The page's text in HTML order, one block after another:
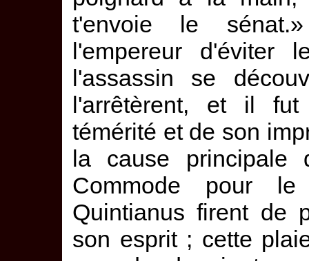
t'envoie le
l'empereur d'éviter
l'assassin se
l'arrêtèrent, et il
témérité et de son
la cause principale
Commode pour
Quintianus firent de
son esprit ; cette